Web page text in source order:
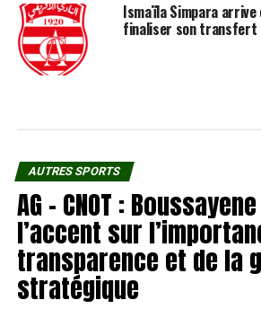
Ismaïla Simpara arrive
finaliser son transfert
AUTRES SPORTS
AG – CNOT :
l’accent sur
transparence et de la
stratégique